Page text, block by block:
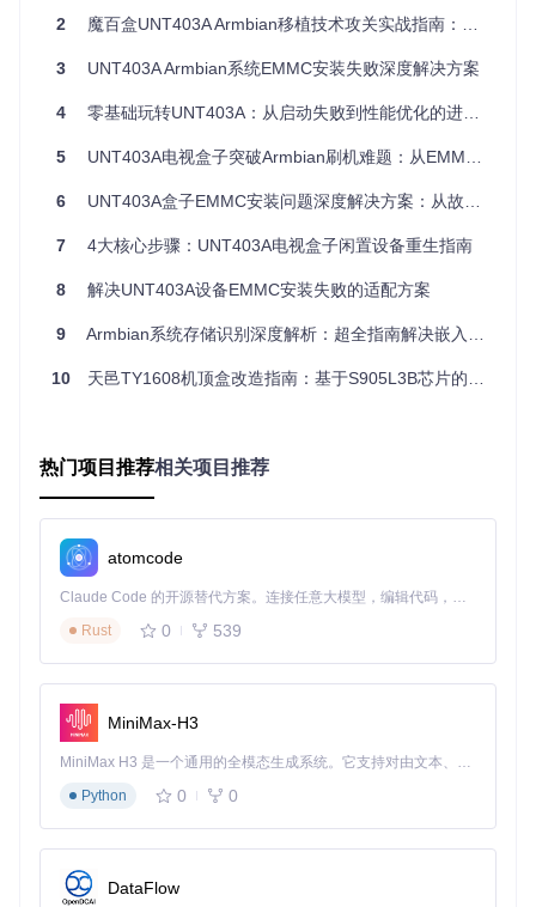
根据社区反馈，90%的安装失败源于以下配置错误：
安装失败现象决策树：
├─ 启动黑屏 → 检查dtb文件是否匹配
│  ├─ meson-g12a-s905l3a-m401a.dtb → 正确
├─ 分区错误提示 → 检查ampart工具状态
│  └─ 已禁用ampart → 检查分区表完整性
   ├─ 使用主线u-boot → 执行-m yes参数
📌 关键提示：软件配置错误可通过修改/boot/uEnv.txt文件修
复，无需重新制作启动盘
为UNT403A构建专用启动盘需完成以下步骤：
获取s905l3a专用Armbian镜像（推荐版本：23.02.2）
写入USB存储设备
命令：
✅ 成功指标：校验值与官方提供的md5一致
配置启动参数
FDT=/dtb/amlogic/meson-g12a-s905l3a-m401a.dtb
UBOOT=/u-boot-e900v22c.bin
2 魔百盒UNT403A Armbian移植技术攻关实战指南：从启动失败到稳定运行的完整解决方案
3 UNT403A Armbian系统EMMC安装失败深度解决方案
4 零基础玩转UNT403A：从启动失败到性能优化的进阶指南
5 UNT403A电视盒子突破Armbian刷机难题：从EMMC失败到稳定运行的完整解决方案
6 UNT403A盒子EMMC安装问题深度解决方案：从故障诊断到系统优化
7 4大核心步骤：UNT403A电视盒子闲置设备重生指南
8 解决UNT403A设备EMMC安装失败的适配方案
9 Armbian系统存储识别深度解析：超全指南解决嵌入式设备eMMC识别难题
10 天邑TY1608机顶盒改造指南：基于S905L3B芯片的Armbian移植实践
热门项目推荐相关项目推荐
atomcode
Claude Code 的开源替代方案。连接任意大模型，编辑代码，运行命令，自动验证 — 全自动执行。用 Rust 构建，极致性能。 ｜ An open-source alternative to Claude Code. Connect any LLM, edit code, run commands, and verify changes — autonomously. Built in Rust for speed. Get Started
Rust
0 539
MiniMax-H3
MiniMax H3 是一个通用的全模态生成系统。它支持对由文本、图像、视频和音频组成的多模态上下文进行统一理解，并能生成分辨率高达 2K、时长可达 15 秒的带原生立体声音频的视频。得益于面向任务泛化的系统设计，H3 在预训练阶段就已具备广泛的多模态上下文理解与生成能力，能够出色地执行复杂的多模态指令。
Python
0 0
DataFlow